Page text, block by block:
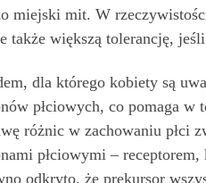
miejski mit. W
także większą tolerancję,
dla którego kobiety są
płciowych, co pomaga w
różnic w zachowaniu płci
płciowymi –
odkryto, że prekursor